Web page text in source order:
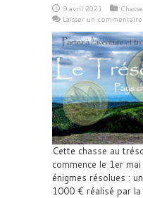
9 avril 2021
Laisser un commentaire
Cette chasse au
commence le 1er
énigmes résolues :
1000 € réalisé par